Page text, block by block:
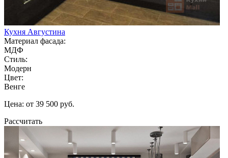
Кухня Августина
Материал фасада:
МДФ
Стиль:
Модерн
Цвет:
Венге
Цена: от 39 500 руб.
Рассчитать